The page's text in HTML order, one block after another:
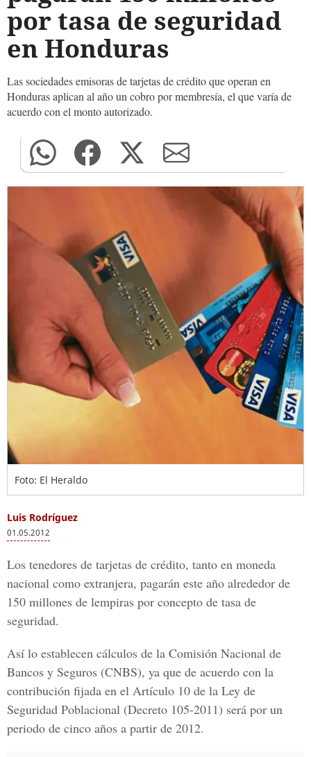
por tasa de seguridad
en Honduras
Las sociedades emisoras de tarjetas de crédito que operan en
Honduras aplican al año un cobro por membresía, el que varía de
acuerdo con el monto autorizado.
Foto: El Heraldo
Luis Rodríguez
01.05.2012
Los tenedores de tarjetas de crédito, tanto en moneda
nacional como extranjera, pagarán este año alrededor de
150 millones de lempiras por concepto de tasa de
seguridad.
Así lo establecen cálculos de la Comisión Nacional de
Bancos y Seguros (CNBS), ya que de acuerdo con la
contribución fijada en el Artículo 10 de la Ley de
Seguridad Poblacional (Decreto 105-2011) será por un
periodo de cinco años a partir de 2012.